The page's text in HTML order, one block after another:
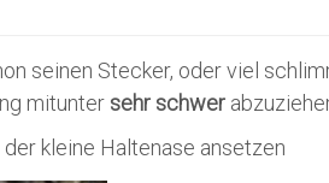
seinen Stecker, oder viel
mitunter sehr schwer
kleine Haltenase ansetzen